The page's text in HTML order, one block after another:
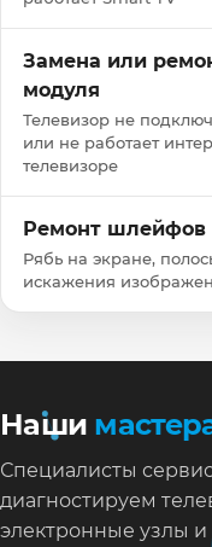
Замена или
модуля
Телевизор не
или не работает
телевизоре
Ремонт шлейфов
Рябь на экране,
искажения
Наши
Специалисты
диагностируем
электронные узлы